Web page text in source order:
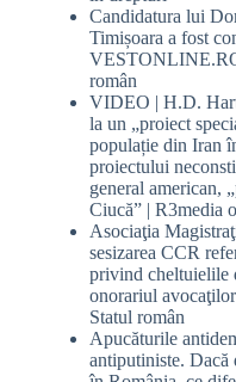
Candidatura lui
Timișoara a fost
român
VIDEO | H.D.
la un „proiect
populație din Iran
proiectului
general american,
Ciucă” | R3media
Asociaţia
sesizarea CCR
privind cheltuielile
onorariul
Statul român
Apucăturile
antiputiniste. Dacă